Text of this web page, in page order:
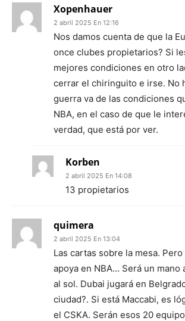
Xopenhauer
2 abril 2025 En 12:16
Nos damos cuenta de que la
once clubes propietarios? Si
mejores condiciones en otro
cerrar el chiringuito e irse. No
guerra va de las condiciones
NBA, en el caso de que le
verdad, que está por ver.
Korben
2 abril 2025 En 14:08
13 propietarios
quimera
2 abril 2025 En 13:04
Las cartas sobre la mesa. Pero
apoya en NBA… Será un mano
al sol. Dubai jugará en
ciudad?. Si está Maccabi, es
el CSKA. Serán esos 20